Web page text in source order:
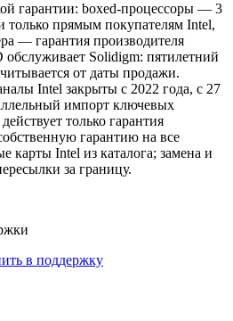
гарантии: boxed-процессоры — 3
прямым покупателям Intel,
— гарантия производителя
Solidigm: пятилетний
от даты продажи.
Intel закрыты с 2022 года, с 27
импорт ключевых
только гарантия
гарантию на все
карты Intel из каталога; замена и
за границу.
в поддержку